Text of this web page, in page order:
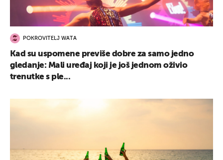
POKROVITELJ WATA
Kad su uspomene previše dobre za samo jedno
gledanje: Mali uređaj koji je još jednom oživio
trenutke s ple...